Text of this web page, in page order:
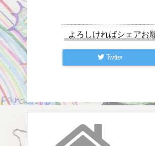
よろしければシェアお
Twitter